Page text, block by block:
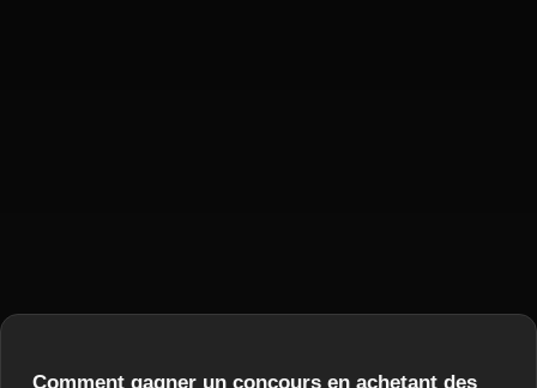
Comment gagner un concours en achetant des